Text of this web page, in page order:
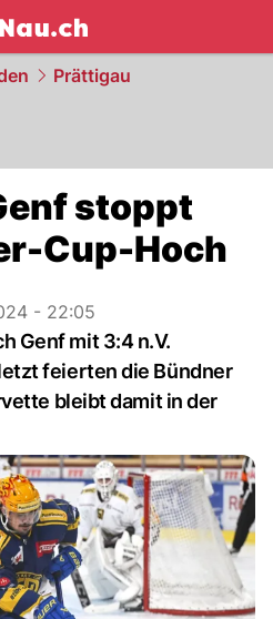
NAU.ch
Prättigau
stoppt
Cup-Hoch
- 22:05
Genf mit 3:4 n.V.
feierten die Bündner
bleibt damit in der